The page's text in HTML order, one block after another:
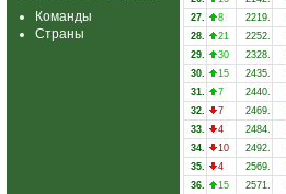
Команды
Страны
27. 8 2219.
28. 21 2252.
29. 30 2328.
30. 15 2435.
31. 7 2440.
32. 7 2469.
33. 4 2484.
34. 10 2492.
35. 4 2569.
36. 15 2571.